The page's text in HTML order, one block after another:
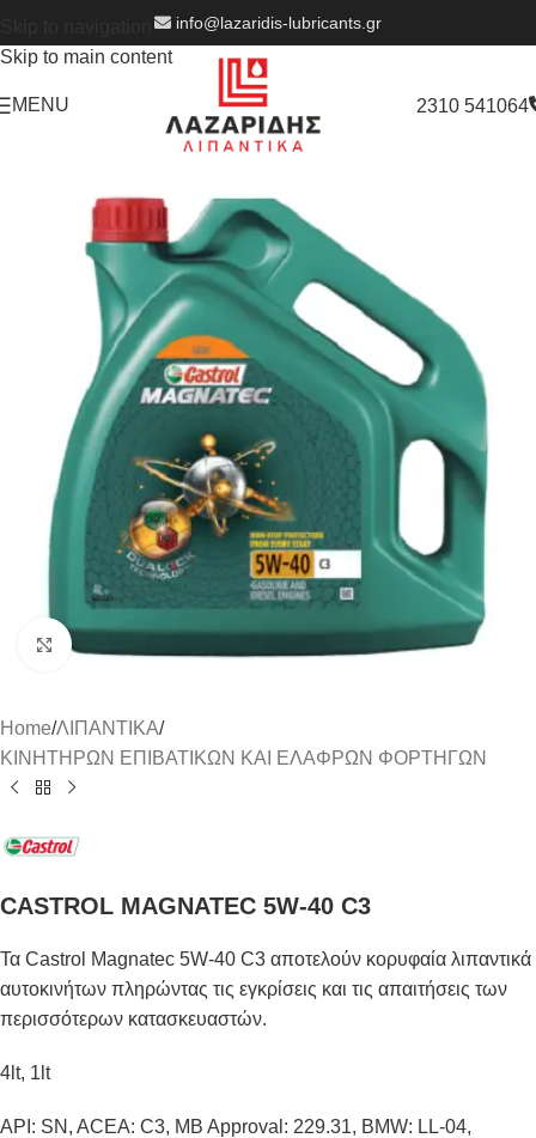
Skip to main content
info@lazaridis-lubricants.gr
MENU 2310 541064
Click to enlarge
Home/ΛΙΠΑΝΤΙΚΑ/
ΚΙΝΗΤΗΡΩΝ ΕΠΙΒΑΤΙΚΩΝ ΚΑΙ ΕΛΑΦΡΩΝ ΦΟΡΤΗΓΩΝ
CASTROL MAGNATEC 5W-40 C3
Τα Castrol Magnatec 5W-40 C3 αποτελούν κορυφαία λιπαντικά
αυτοκινήτων πληρώντας τις εγκρίσεις και τις απαιτήσεις των
περισσότερων κατασκευαστών.
4lt, 1lt
API: SN, ACEA: C3, MB Approval: 229.31, BMW: LL-04,